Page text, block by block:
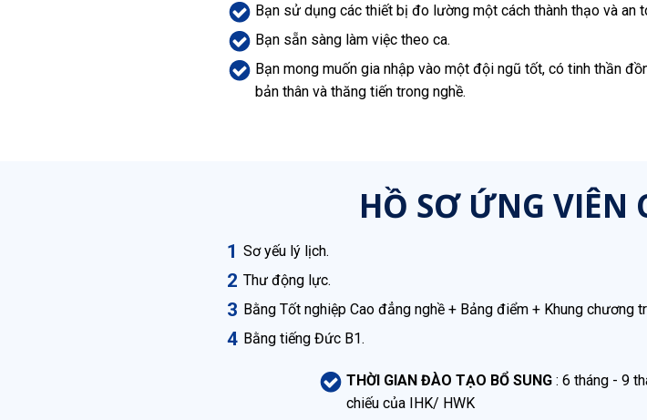
Bạn sử dụng các thiết bị đo lường một cách thành thạo và an
Bạn sẵn sàng làm việc theo ca.
Bạn mong muốn gia nhập vào một đội ngũ tốt, có tinh thần
bản thân và thăng tiến trong nghề.
HỒ SƠ ỨNG VIÊN
Sơ yếu lý lịch.
Thư động lực.
Bằng Tốt nghiệp Cao đẳng nghề + Bảng điểm + Khung chương
Bằng tiếng Đức B1.
THỜI GIAN ĐÀO TẠO BỔ SUNG: 6 tháng - 9
chiếu của IHK/ HWK